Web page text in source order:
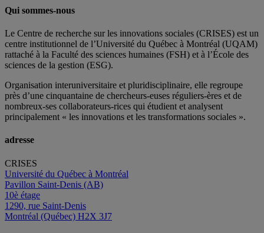
Qui sommes-nous
Le Centre de recherche sur les innovations sociales (CRISES) est un
centre institutionnel de l’Université du Québec à Montréal (UQAM)
rattaché à la Faculté des sciences humaines (FSH) et à l’École des
sciences de la gestion (ESG).
Organisation interuniversitaire et pluridisciplinaire, elle regroupe
près d’une cinquantaine de chercheurs-euses réguliers-ères et de
nombreux-ses collaborateurs-rices qui étudient et analysent
principalement « les innovations et les transformations sociales ».
adresse
CRISES
Université du Québec à Montréal
Pavillon Saint-Denis (AB)
10è étage
1290, rue Saint-Denis
Montréal (Québec) H2X 3J7